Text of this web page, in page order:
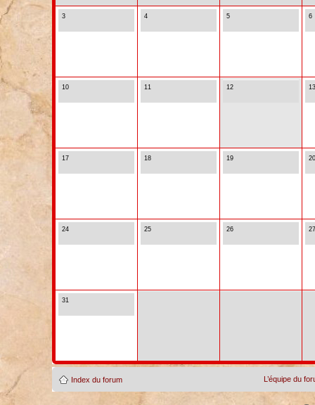
3 4 5 6
10 11 12 13
17 18 19 20
24 25 26 27
31
Index du forum L’équipe du